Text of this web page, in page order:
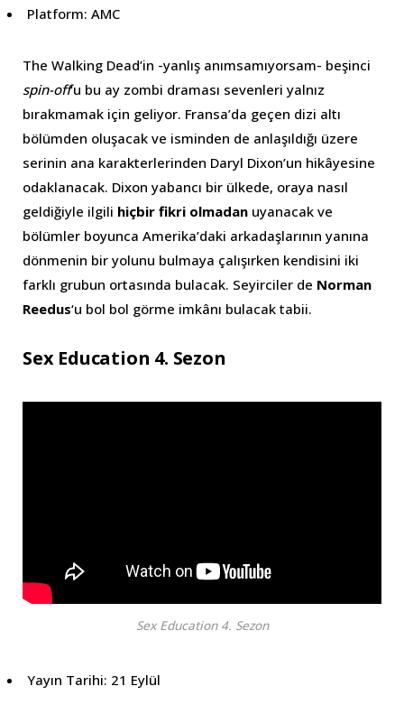
Platform: AMC
The Walking Dead’in -yanlış anımsamıyorsam- beşinci
spin-off‘u bu ay zombi draması sevenleri yalnız
bırakmamak için geliyor. Fransa’da geçen dizi altı
bölümden oluşacak ve isminden de anlaşıldığı üzere
serinin ana karakterlerinden Daryl Dixon’un hikâyesine
odaklanacak. Dixon yabancı bir ülkede, oraya nasıl
geldiğiyle ilgili hiçbir fikri olmadan uyanacak ve
bölümler boyunca Amerika’daki arkadaşlarının yanına
dönmenin bir yolunu bulmaya çalışırken kendisini iki
farklı grubun ortasında bulacak. Seyirciler de Norman
Reedus‘u bol bol görme imkânı bulacak tabii.
Sex Education 4. Sezon
Sex Education 4. Sezon
Yayın Tarihi: 21 Eylül